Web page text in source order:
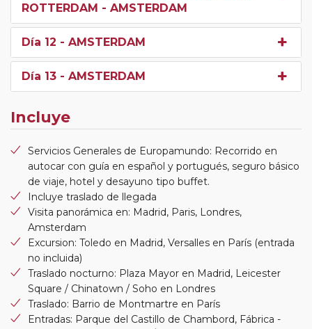
ROTTERDAM - AMSTERDAM
Día 12 - AMSTERDAM
Día 13 - AMSTERDAM
Incluye
Servicios Generales de Europamundo: Recorrido en
autocar con guía en español y portugués, seguro básico
de viaje, hotel y desayuno tipo buffet.
Incluye traslado de llegada
Visita panorámica en: Madrid, Paris, Londres,
Amsterdam
Excursion: Toledo en Madrid, Versalles en París (entrada
no incluida)
Traslado nocturno: Plaza Mayor en Madrid, Leicester
Square / Chinatown / Soho en Londres
Traslado: Barrio de Montmartre en París
Entradas: Parque del Castillo de Chambord, Fábrica -